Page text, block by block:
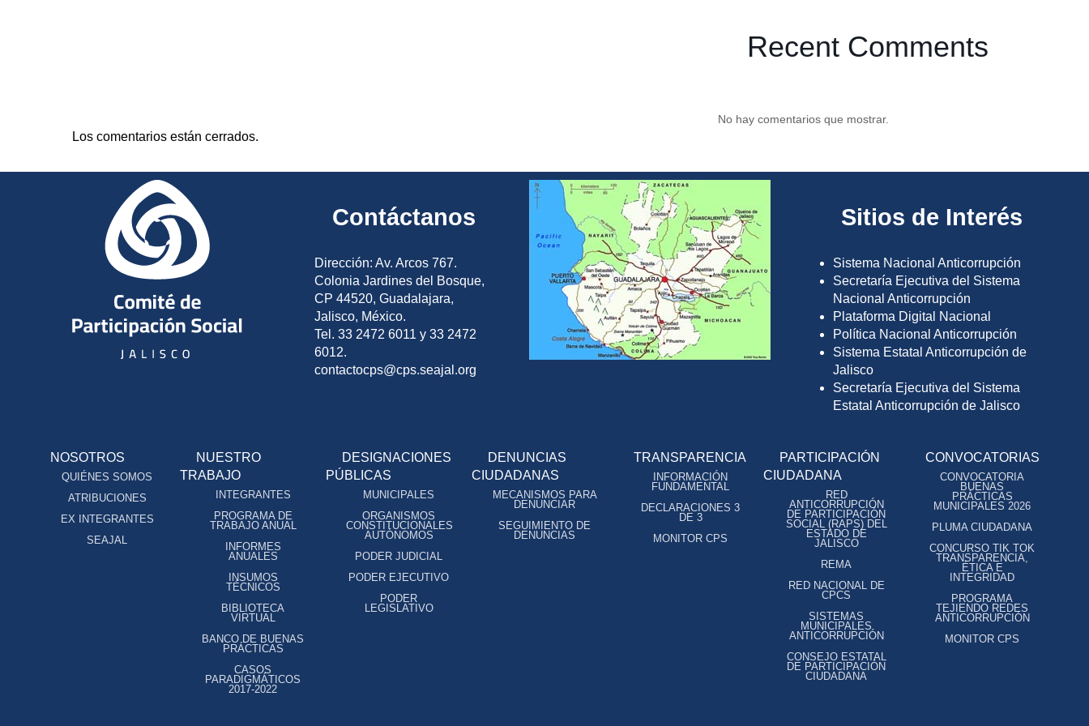
Recent Comments
No hay comentarios que mostrar.
Los comentarios están cerrados.
Contáctanos
Dirección: Av. Arcos 767.
Colonia Jardines del Bosque,
CP 44520, Guadalajara,
Jalisco, México.
Tel. 33 2472 6011 y 33 2472
6012.
contactocps@cps.seajal.org
Sitios de Interés
Sistema Nacional Anticorrupción
Secretaría Ejecutiva del Sistema
Nacional Anticorrupción
Plataforma Digital Nacional
Política Nacional Anticorrupción
Sistema Estatal Anticorrupción de
Jalisco
Secretaría Ejecutiva del Sistema
Estatal Anticorrupción de Jalisco
NOSOTROS
QUIÉNES SOMOS
ATRIBUCIONES
EX INTEGRANTES
SEAJAL
NUESTRO
TRABAJO
INTEGRANTES
PROGRAMA DE
TRABAJO ANUAL
INFORMES
ANUALES
INSUMOS
TÉCNICOS
BIBLIOTECA
VIRTUAL
BANCO DE BUENAS
PRÁCTICAS
CASOS
PARADIGMÁTICOS
2017-2022
DESIGNACIONES
PÚBLICAS
MUNICIPALES
ORGANISMOS
CONSTITUCIONALES
AUTÓNOMOS
PODER JUDICIAL
PODER EJECUTIVO
PODER
LEGISLATIVO
DENUNCIAS
CIUDADANAS
MECANISMOS PARA
DENUNCIAR
SEGUIMIENTO DE
DENUNCIAS
TRANSPARENCIA
INFORMACIÓN
FUNDAMENTAL
DECLARACIONES 3
DE 3
MONITOR CPS
PARTICIPACIÓN
CIUDADANA
RED
ANTICORRUPCIÓN
DE PARTICIPACIÓN
SOCIAL (RAPS) DEL
ESTADO DE
JALISCO
REMA
RED NACIONAL DE
CPCS
SISTEMAS
MUNICIPALES
ANTICORRUPCIÓN
CONSEJO ESTATAL
DE PARTICIPACIÓN
CIUDADANA
CONVOCATORIAS
CONVOCATORIA
BUENAS
PRÁCTICAS
MUNICIPALES 2026
PLUMA CIUDADANA
CONCURSO TIK TOK
TRANSPARENCIA,
ÉTICA E
INTEGRIDAD
PROGRAMA
TEJIENDO REDES
ANTICORRUPCIÓN
MONITOR CPS